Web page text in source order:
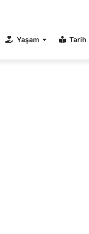
Yaşam Tarih